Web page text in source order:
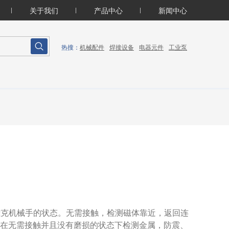
关于我们 产品中心 新闻中心
热搜： 工业泵
电器元件
焊接设备
机械配件
机械手的状态。无需接触，检测磁体靠近，返回连
需接触并且没有磨损的状态下检测金属，防震、